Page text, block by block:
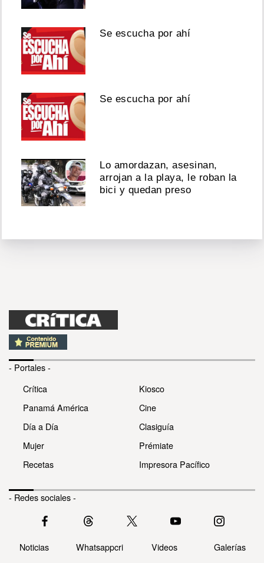
Se escucha por ahí
Se escucha por ahí
Lo amordazan, asesinan,
arrojan a la playa, le roban la
bici y quedan preso
- Portales -
Crítica
Panamá América
Día a Día
Mujer
Recetas
Kiosco
Cine
Clasiguía
Prémiate
Impresora Pacífico
- Redes sociales -
Noticias Whatsappcri Videos Galerías